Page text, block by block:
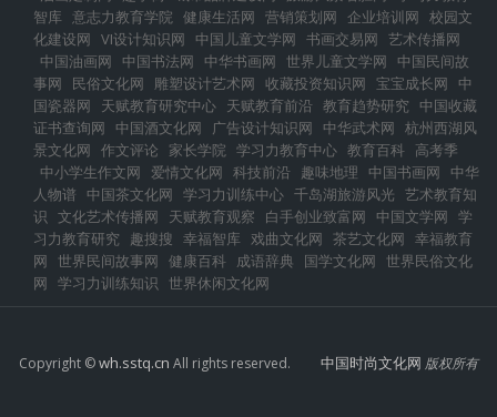
智库 意志力教育学院 健康生活网 营销策划网 企业培训网 校园文
化建设网 VI设计知识网 中国儿童文学网 书画交易网 艺术传播网
中国油画网
中国书法网 中华书画网 世界儿童文学网
中国民间故
事网
民俗文化网 雕塑设计艺术网 收藏投资知识网 宝宝成长网
中
国瓷器网
天赋教育研究中心 天赋教育前沿 教育趋势研究 中国收藏
证书查询网
中国酒文化网 广告设计知识网 中华武术网 杭州西湖风
景文化网 作文评论 家长学院 学习力教育中心 教育百科 高考季
中小学生作文网
爱情文化网 科技前沿 趣味地理 中国书画网
中华
人物谱
中国茶文化网 学习力训练中心 千岛湖旅游风光 艺术教育知
识 文化艺术传播网 天赋教育观察 白手创业致富网 中国文学网 学
习力教育研究 趣搜搜 幸福智库 戏曲文化网 茶艺文化网 幸福教育
网 世界民间故事网 健康百科 成语辞典 国学文化网 世界民俗文化
网 学习力训练知识 世界休闲文化网
Copyright ©wh.sstq.cn All rights reserved. 中国时尚文化网 版权所有